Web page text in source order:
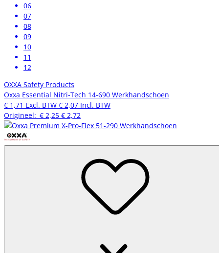
06
07
08
09
10
11
12
OXXA Safety Products
Oxxa Essential Nitri-Tech 14-690 Werkhandschoen
€ 1,71 Excl. BTW € 2,07 Incl. BTW
Origineel: € 2,25 € 2,72